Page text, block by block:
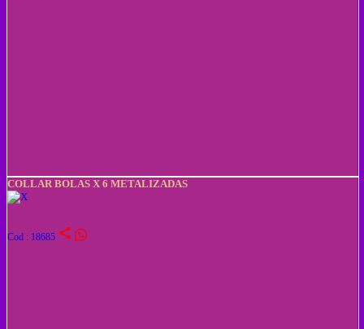
COLLAR BOLAS X 6 METALIZADAS
Cod : 18685 share